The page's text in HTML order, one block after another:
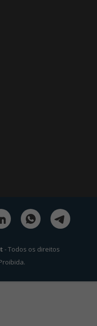
- Todos os direitos